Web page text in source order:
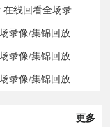
在线回看全场录
录像/集锦回放
录像/集锦回放
录像/集锦回放
更多